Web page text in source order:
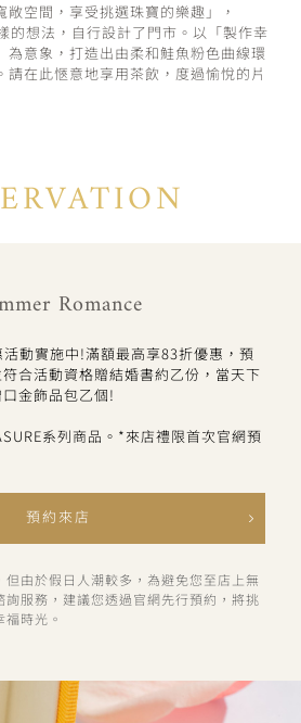
敞空間，享受挑選珠寶的樂趣」，
的想法，自行設計了門市。以「製作幸
為意象，打造出由柔和鮭魚粉色曲線環
在此愜意地享用茶飲，度過愉悅的片
Romance
動實施中!滿額最高享83折優惠，預
合活動資格贈結婚書約乙份，當天下
金飾品包乙個!
系列商品。*來店禮限首次官網預
預約來店
由於假日人潮較多，為避免您至店上無
詢服務，建議您透過官網先行預約，將挑
時光。